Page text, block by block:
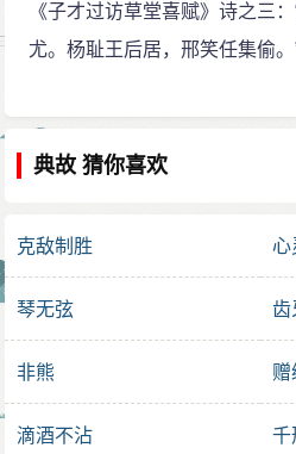
《子才过访草堂喜赋》诗之三
尤。杨耻王后居，邢笑任集偷。
典故 猜你喜欢
克敌制胜 心
琴无弦 齿
非熊 赠
滴酒不沾 千